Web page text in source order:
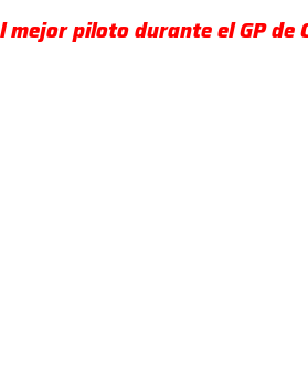
mejor piloto durante el GP de